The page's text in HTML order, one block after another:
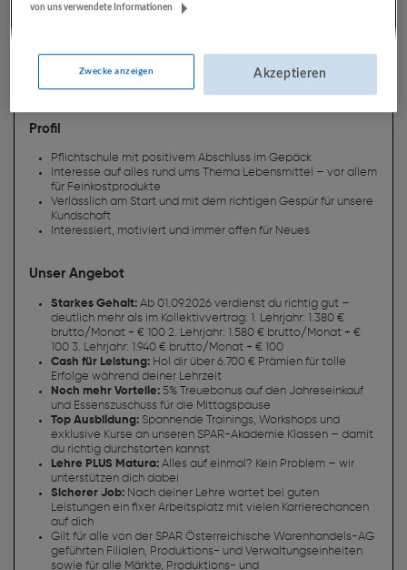
von uns verwendete Informationen
Zwecke anzeigen Akzeptieren